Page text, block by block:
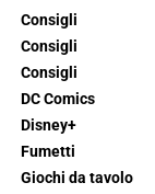
Consigli
Consigli
Consigli
DC Comics
Disney+
Fumetti
Giochi da tavolo